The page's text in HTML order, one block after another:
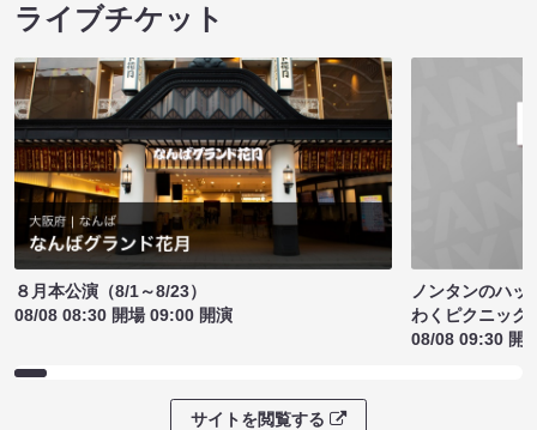
ライブチケット
８月本公演（8/1～8/23）
08/08 08:30 開場 09:00 開演
ノンタンのハッ
わくピクニック
08/08 09:30 開
サイトを閲覧する